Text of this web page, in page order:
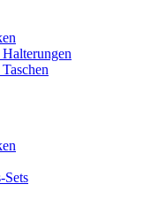
Sets